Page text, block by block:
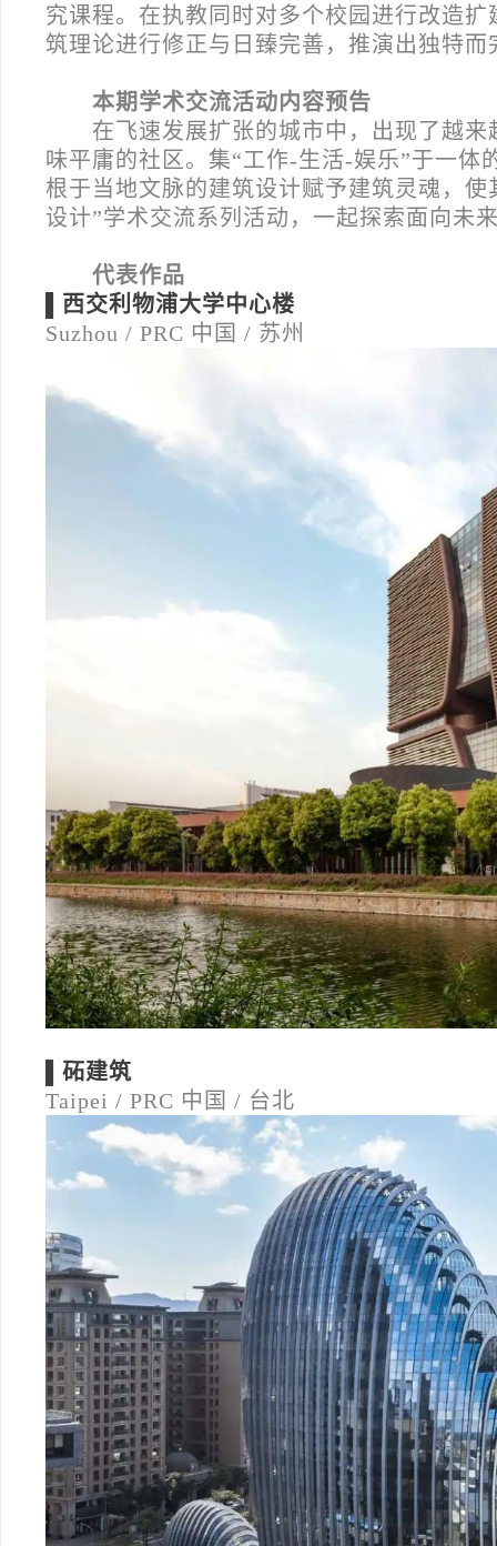
究课程。在执教同时对多个校园进行改造
筑理论进行修正与日臻完善，推演出独特而
本期学术交流活动内容预告
在飞速发展扩张的城市中，出现了越
味平庸的社区。集“工作-生活-娱乐”于一
根于当地文脉的建筑设计赋予建筑灵魂，
设计”学术交流系列活动，一起探索面向未
代表作品
▌西交利物浦大学中心楼
Suzhou / PRC 中国 / 苏州
▌砳建筑
Taipei / PRC 中国 / 台北